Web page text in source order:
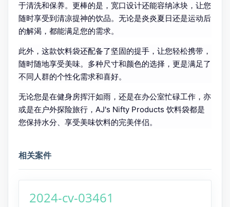
于清洗和保养。更棒的是，宽口设计还能容纳冰块，让您
随时享受到清凉提神的饮品。无论是炎炎夏日还是运动后
的解渴，都能满足您的需求。
此外，这款饮料袋还配备了坚固的提手，让您轻松携带，
随时随地享受美味。多种尺寸和颜色的选择，更是满足了
不同人群的个性化需求和喜好。
无论您是在健身房挥汗如雨，还是在办公室忙碌工作，亦
或是在户外探险旅行，AJ's Nifty Products 饮料袋都是
您保持水分、享受美味饮料的完美伴侣。
相关案件
2024-cv-03461